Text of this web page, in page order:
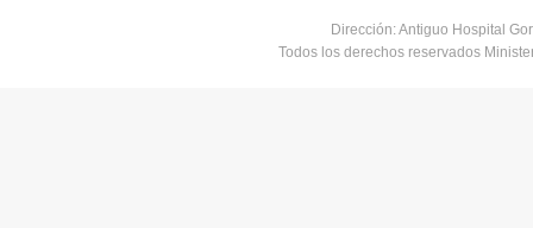
Dirección: Antiguo Hospital
Todos los derechos reservados